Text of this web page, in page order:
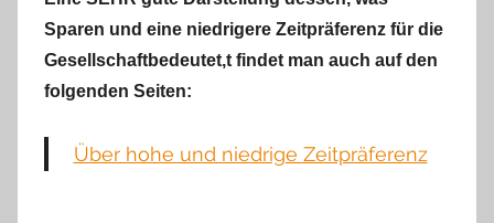
Sparen und eine niedrigere Zeitpräferenz für die
Gesellschaftbedeutet,t findet man auch auf den
folgenden Seiten:
Über hohe und niedrige Zeitpräferenz